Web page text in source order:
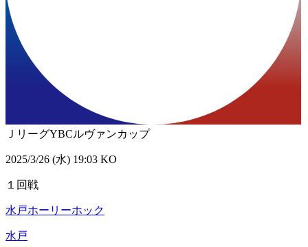
ＪリーグYBCルヴァンカップ
2025/3/26 (水) 19:03 KO
１回戦
水戸ホーリーホック
水戸